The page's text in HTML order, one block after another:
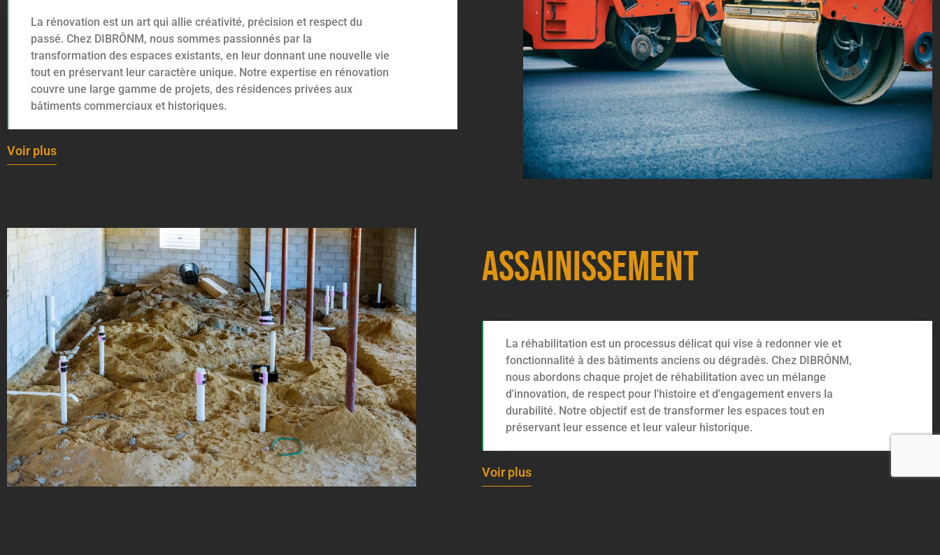
La rénovation est un art qui allie créativité, précision et respect du
passé. Chez DIBRÔNM, nous sommes passionnés par la
transformation des espaces existants, en leur donnant une nouvelle vie
tout en préservant leur caractère unique. Notre expertise en rénovation
couvre une large gamme de projets, des résidences privées aux
bâtiments commerciaux et historiques.
Voir plus
Assainissement
La réhabilitation est un processus délicat qui vise à redonner vie et
fonctionnalité à des bâtiments anciens ou dégradés. Chez DIBRÔNM,
nous abordons chaque projet de réhabilitation avec un mélange
d'innovation, de respect pour l'histoire et d'engagement envers la
durabilité. Notre objectif est de transformer les espaces tout en
préservant leur essence et leur valeur historique.
Voir plus